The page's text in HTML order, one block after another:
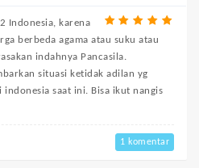
Indonesia, karena
berbeda agama atau suku atau
indahnya Pancasila.
situasi ketidak adilan yg
saat ini. Bisa ikut nangis
1 komentar